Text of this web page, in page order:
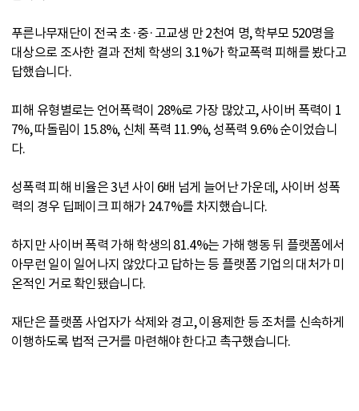
푸른나무재단이 전국 초·중·고교생 만 2천여 명, 학부모 520명을
대상으로 조사한 결과 전체 학생의 3.1%가 학교폭력 피해를 봤다고
답했습니다.
피해 유형별로는 언어폭력이 28%로 가장 많았고, 사이버 폭력이 1
7%, 따돌림이 15.8%, 신체 폭력 11.9%, 성폭력 9.6% 순이었습니
다.
성폭력 피해 비율은 3년 사이 6배 넘게 늘어난 가운데, 사이버 성폭
력의 경우 딥페이크 피해가 24.7%를 차지했습니다.
하지만 사이버 폭력 가해 학생의 81.4%는 가해 행동 뒤 플랫폼에서
아무런 일이 일어나지 않았다고 답하는 등 플랫폼 기업의 대처가 미
온적인 거로 확인됐습니다.
재단은 플랫폼 사업자가 삭제와 경고, 이용제한 등 조처를 신속하게
이행하도록 법적 근거를 마련해야 한다고 촉구했습니다.